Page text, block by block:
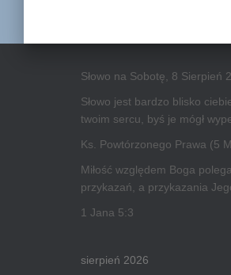
Słowo na Sobotę, 8 Sierpień
Słowo jest bardzo blisko
twoim sercu, byś je mógł
Ks. Powtórzonego Prawa (5
Miłość względem Boga
przykazań, a przykazania
1 Jana 5:3
sierpień 2026